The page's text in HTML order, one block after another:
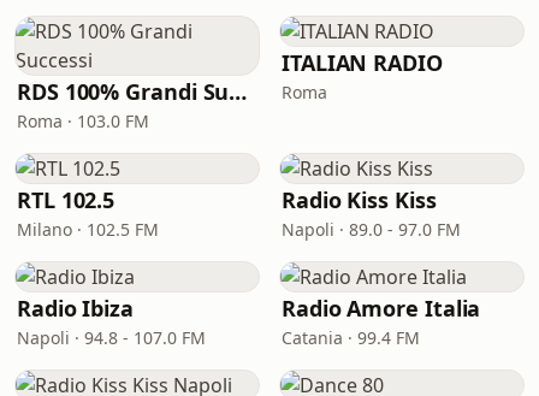
RDS 100% Grandi Successi
Roma · 103.0 FM
ITALIAN RADIO
Roma
RTL 102.5
Milano · 102.5 FM
Radio Kiss Kiss
Napoli · 89.0 - 97.0 FM
Radio Ibiza
Napoli · 94.8 - 107.0 FM
Radio Amore Italia
Catania · 99.4 FM